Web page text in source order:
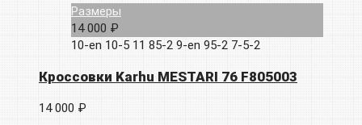
Размеры
14 000 ₽
10-en 10-5 11 85-2 9-en 95-2 7-5-2
Кроссовки Karhu MESTARI 76 F805003
14 000 ₽